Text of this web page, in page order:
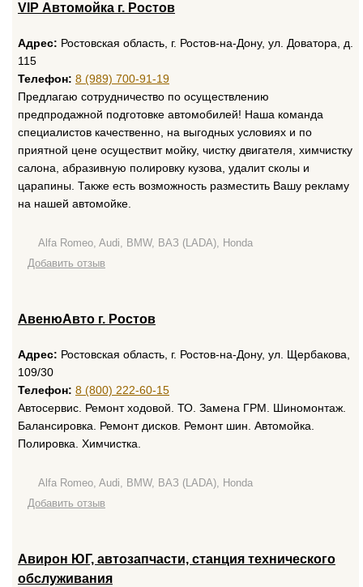
VIP Автомойка г. Ростов
Адрес: Ростовская область, г. Ростов-на-Дону, ул. Доватора, д.
115
Телефон: 8 (989) 700-91-19
Предлагаю сотрудничество по осуществлению
предпродажной подготовке автомобилей! Наша команда
специалистов качественно, на выгодных условиях и по
приятной цене осуществит мойку, чистку двигателя, химчистку
салона, абразивную полировку кузова, удалит сколы и
царапины. Также есть возможность разместить Вашу рекламу
на нашей автомойке.
Alfa Romeo, Audi, BMW, ВАЗ (LADA), Honda
Добавить отзыв
АвенюАвто г. Ростов
Адрес: Ростовская область, г. Ростов-на-Дону, ул. Щербакова,
109/30
Телефон: 8 (800) 222-60-15
Автосервис. Ремонт ходовой. ТО. Замена ГРМ. Шиномонтаж.
Балансировка. Ремонт дисков. Ремонт шин. Автомойка.
Полировка. Химчистка.
Alfa Romeo, Audi, BMW, ВАЗ (LADA), Honda
Добавить отзыв
Авирон ЮГ, автозапчасти, станция технического
обслуживания